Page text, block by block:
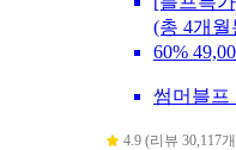
(총 4개월
60%
썸머블프
4.9 (리뷰 30,117